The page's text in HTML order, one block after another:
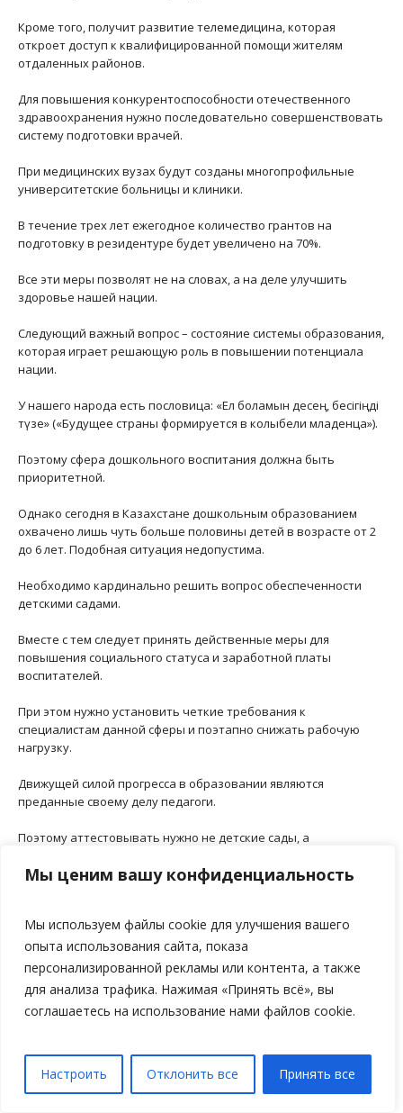
Мы ценим вашу конфиденциальность
Мы используем файлы cookie для улучшения вашего
опыта использования сайта, показа
персонализированной рекламы или контента, а также
для анализа трафика. Нажимая «Принять всё», вы
соглашаетесь на использование нами файлов cookie.
Настроить Отклонить все Принять все
Кроме того, получит развитие телемедицина, которая
откроет доступ к квалифицированной помощи жителям
отдаленных районов.
Для повышения конкурентоспособности отечественного
здравоохранения нужно последовательно совершенствовать
систему подготовки врачей.
При медицинских вузах будут созданы многопрофильные
университетские больницы и клиники.
В течение трех лет ежегодное количество грантов на
подготовку в резидентуре будет увеличено на 70%.
Все эти меры позволят не на словах, а на деле улучшить
здоровье нашей нации.
Следующий важный вопрос – состояние системы образования,
которая играет решающую роль в повышении потенциала
нации.
У нашего народа есть пословица: «Ел боламын десең, бесігіңді
түзе» («Будущее страны формируется в колыбели младенца»).
Поэтому сфера дошкольного воспитания должна быть
приоритетной.
Однако сегодня в Казахстане дошкольным образованием
охвачено лишь чуть больше половины детей в возрасте от 2
до 6 лет. Подобная ситуация недопустима.
Необходимо кардинально решить вопрос обеспеченности
детскими садами.
Вместе с тем следует принять действенные меры для
повышения социального статуса и заработной платы
воспитателей.
При этом нужно установить четкие требования к
специалистам данной сферы и поэтапно снижать рабочую
нагрузку.
Движущей силой прогресса в образовании являются
преданные своему делу педагоги.
Поэтому аттестовывать нужно не детские сады, а
Каждый казахстанский школьник должен иметь достойные
условия для обучения и всестороннего развития.
Именно на это нацелен новый национальный проект
«Комфортная школа».
До 2025 года мы создадим 800 тысяч ученических мест,
отвечающих современным требованиям. Это позволит
полностью решить проблему аварийных и трехсменных школ.